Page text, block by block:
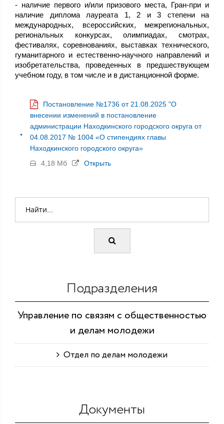
- наличие первого и/или призового места, Гран-при и
наличие диплома лауреата 1, 2 и 3 степени на
международных, всероссийских, межрегиональных,
региональных конкурсах, олимпиадах, смотрах,
фестивалях, соревнованиях, выставках технического,
гуманитарного и естественно-научного направлений и
изобретательства, проведенных в предшествующем
учебном году, в том числе и в дистанционной форме.
Постановление №1736 от 21.08.2025 "О
внесении изменений в постановление
администрации Находкинского городского округа от
04.08.2017 № 1004 «О стипендиях главы
Находкинского городского округа»
4,18 Мб
Открыть
Подразделения
Управление по связям с общественностью
и делам молодежи
Отдел по делам молодежи
Документы